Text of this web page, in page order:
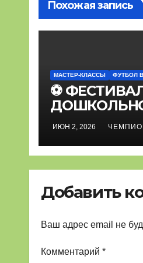
Похожая запись
МАСТЕР-КЛАССЫ ФУТБОЛ
⚽
ФУТБОЛА⚽
ИЮН 2, 2026
Добавить
Ваш адрес email не
Комментарий *